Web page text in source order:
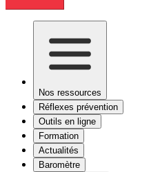
Nos ressources
Réflexes prévention
Outils en ligne
Formation
Actualités
Baromètre